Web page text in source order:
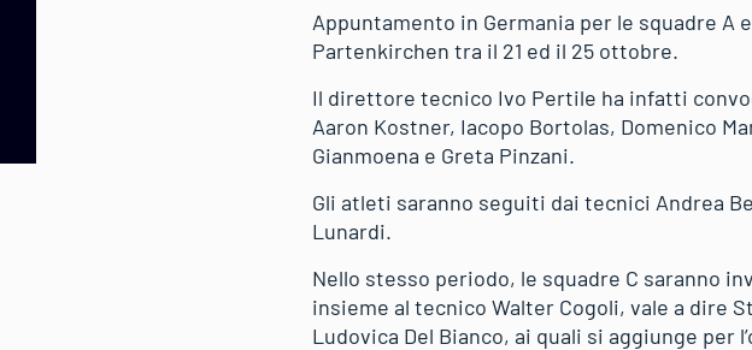
Appuntamento in Germania per le squadre A
Partenkirchen tra il 21 ed il 25 ottobre.
Il direttore tecnico Ivo Pertile ha infatti
Aaron Kostner, Iacopo Bortolas, Domenico
Gianmoena e Greta Pinzani.
Gli atleti saranno seguiti dai tecnici Andrea
Lunardi.
Nello stesso periodo, le squadre C saranno
insieme al tecnico Walter Cogoli, vale a dire
Ludovica Del Bianco, ai quali si aggiunge per